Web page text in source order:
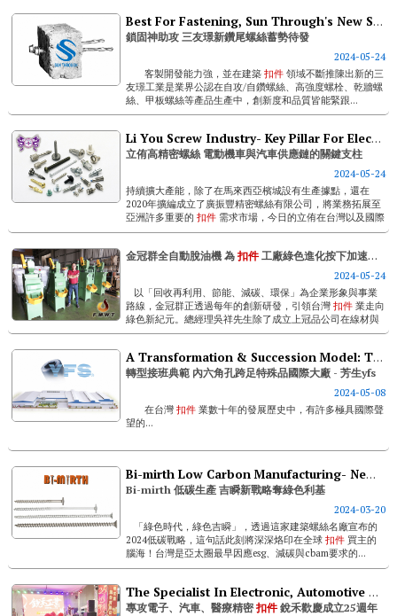
Best For Fastening, Sun Through's New Self-drilling Screw Makes Its Debut
鎖固神助攻 三友璟新鑽尾螺絲蓄勢待發
2024-05-24
客製開發能力強，並在建築 扣件領域不斷推陳出新的三
友璟工業是業界公認在自攻/自鑽螺絲、高強度螺栓、乾牆螺
絲、甲板螺絲等產品生產中，創新度和品質皆能緊跟...
Li You Screw Industry- Key Pillar For Electric Scooters & Automotive Supply Chain
立侑高精密螺絲 電動機車與汽車供應鏈的關鍵支柱
2024-05-24
持續擴大產能，除了在馬來西亞檳城設有生產據點，還在
2020年擴編成立了廣振豐精密螺絲有限公司，將業務拓展至
亞洲許多重要的 扣件 需求市場，今日的立侑在台灣以及國際
上都已是公認的高品質合作夥伴。 多材質、多品項、 高
金冠群全自動脫油機 為扣件工廠綠色進化按下加速鍵 綠色
2024-05-24
以「回收再利用、節能、減碳、環保」為企業形象與事業
路線，金冠群正透過每年的創新研發，引領台灣 扣件業走向
綠色新紀元。總經理吳祥先生除了成立上冠品公司在線材與
螺絲製造領域中累積數十年經驗，並新推出高強度耐腐不銹
A Transformation & Succession Model: The Int’l Manufacturer Extending From Socket Screws To Special Products- Fang Sheng Screw (yfs)
轉型接班典範 內六角孔跨足特殊品國際大廠 - 芳生yfs
2024-05-08
在台灣 扣件業數十年的發展歷史中，有許多極具國際聲
望的...
Bi-mirth Low Carbon Manufacturing- New Tactic For Green Niche
Bi-mirth 低碳生產 吉瞬新戰略奪綠色利基
2024-03-20
「綠色時代，綠色吉瞬」，透過這家建築螺絲名廠宣布的
2024低碳戰略，這句話此刻將深深烙印在全球 扣件 買主的
腦海！台灣是亞太圈最早因應esg、減碳與cbam要求的...
The Specialist In Electronic, Automotive And Medical Precision Fasteners: Screwtech Celebrates The 25th Anniversary
專攻電子、汽車、醫療精密扣件銳禾歡慶成立25週年